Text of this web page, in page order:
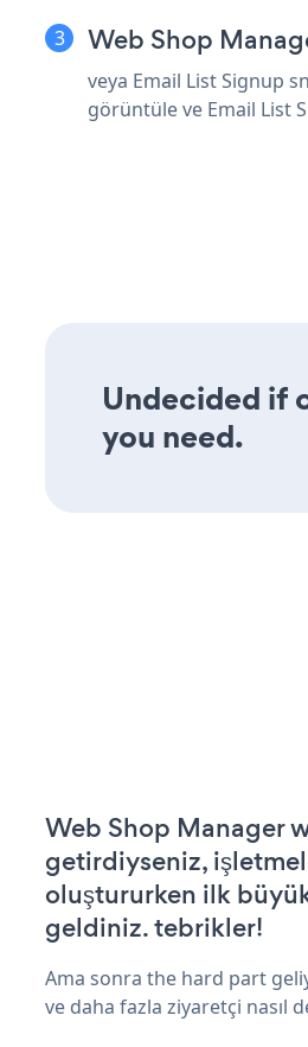
Web Shop
veya Email List Signup
görüntüle ve Email List
Undecided if
you need.
Web Shop Manager
getirdiyseniz,
oluştururken ilk
geldiniz. tebrikler!
Ama sonra the hard part
ve daha fazla ziyaretçi nasıl